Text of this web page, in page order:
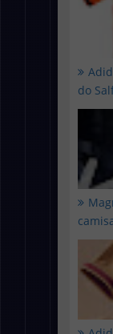
do